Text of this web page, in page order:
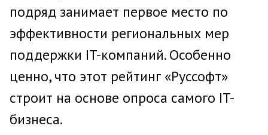
подряд занимает первое место по
эффективности региональных мер
поддержки IT-компаний. Особенно
ценно, что этот рейтинг «Руссофт»
строит на основе опроса самого IT-
бизнеса.